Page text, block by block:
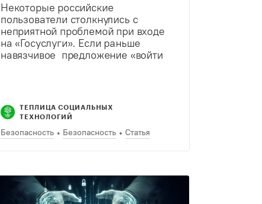
Некоторые российские
пользователи столкнулись с
неприятной проблемой при входе
на «Госуслуги». Если раньше
навязчивое предложение «войти
ссылка исчезла. Рассказываем, как
теперь избежать регистрации
через российский мессенджер.
ТЕПЛИЦА СОЦИАЛЬНЫХ
ТЕХНОЛОГИЙ
Безопасность Безопасность Статья